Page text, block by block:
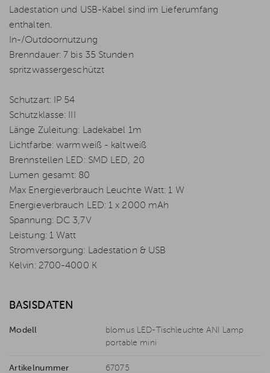
Ladestation und USB-Kabel sind im Lieferumfang
enthalten.
In-/Outdoornutzung
Brenndauer: 7 bis 35 Stunden
spritzwassergeschützt
Schutzart: IP 54
Schutzklasse: III
Länge Zuleitung: Ladekabel 1m
Lichtfarbe: warmweiß - kaltweiß
Brennstellen LED: SMD LED, 20
Lumen gesamt: 80
Max Energieverbrauch Leuchte Watt: 1 W
Energieverbrauch LED: 1 x 2000 mAh
Spannung: DC 3,7V
Leistung: 1 Watt
Stromversorgung: Ladestation & USB
Kelvin: 2700-4000 K
BASISDATEN
Modell
blomus LED-Tischleuchte ANI Lamp
portable mini
Artikelnummer 67075